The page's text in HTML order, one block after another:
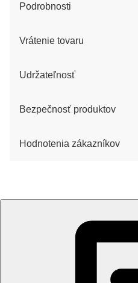
Podrobnosti
Vrátenie tovaru
Udržateľnosť
Bezpečnosť produktov
Hodnotenia zákazníkov